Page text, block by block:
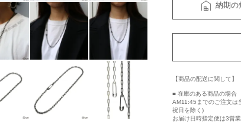
納期の
【商品の配送に関して】
■ 在庫のある商品の場合
AM11:45までのご注文は
祝日を除く)
お届け日時指定便は3営